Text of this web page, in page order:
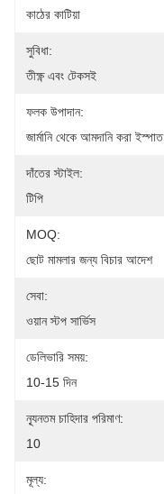
কাঠের কাটিয়া
সুবিধা:
তীক্ষ্ণ এবং টেকসই
ফলক উপাদান:
জার্মানি থেকে আমদানি করা ইস্পাত
দাঁতের স্টাইল:
টিপি
MOQ:
ছোট মামলার জন্য বিচার আদেশ
সেবা:
ওয়ান স্টপ সার্ভিস
ডেলিভারি সময়:
10-15 দিন
ন্যূনতম চাহিদার পরিমাণ:
10
মূল্য: